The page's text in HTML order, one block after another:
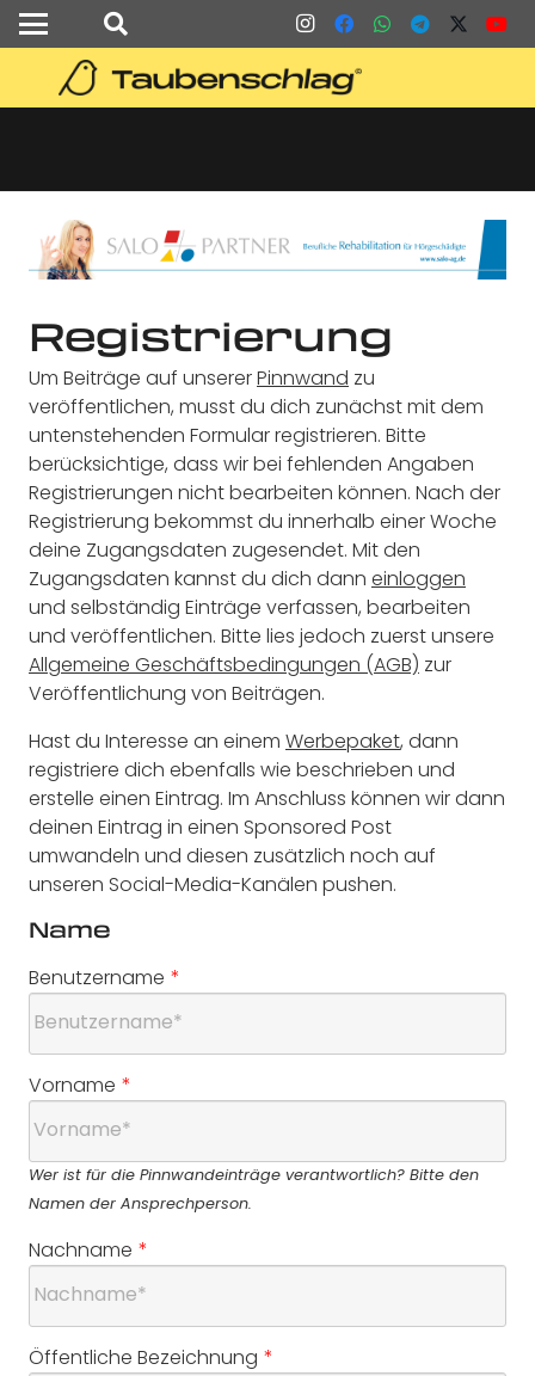
Registrierung
Um Beiträge auf unsererPinnwand zu
veröffentlichen, musst du dich zunächst mit dem
untenstehenden Formular registrieren. Bitte
berücksichtige, dass wir bei fehlenden Angaben
Registrierungen nicht bearbeiten können. Nach der
Registrierung bekommst du innerhalb einer Woche
deine Zugangsdaten zugesendet. Mit den
Zugangsdaten kannst du dich dann einloggen
und selbständig Einträge verfassen, bearbeiten
und veröffentlichen. Bitte lies jedoch zuerst unsere
Allgemeine Geschäftsbedingungen (AGB) zur
Veröffentlichung von Beiträgen.
Hast du Interesse an einem Werbepaket, dann
registriere dich ebenfalls wie beschrieben und
erstelle einen Eintrag. Im Anschluss können wir dann
deinen Eintrag in einen Sponsored Post
umwandeln und diesen zusätzlich noch auf
unseren Social-Media-Kanälen pushen.
Name
Benutzername *
Vorname *
Wer ist für die Pinnwandeinträge verantwortlich? Bitte den
Namen der Ansprechperson.
Nachname *
Öffentliche Bezeichnung *